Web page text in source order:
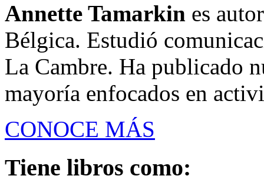
Annette Tamarkin es
Bélgica. Estudió
La Cambre. Ha publicado
mayoría enfocados en
CONOCE MÁS
Tiene libros como: